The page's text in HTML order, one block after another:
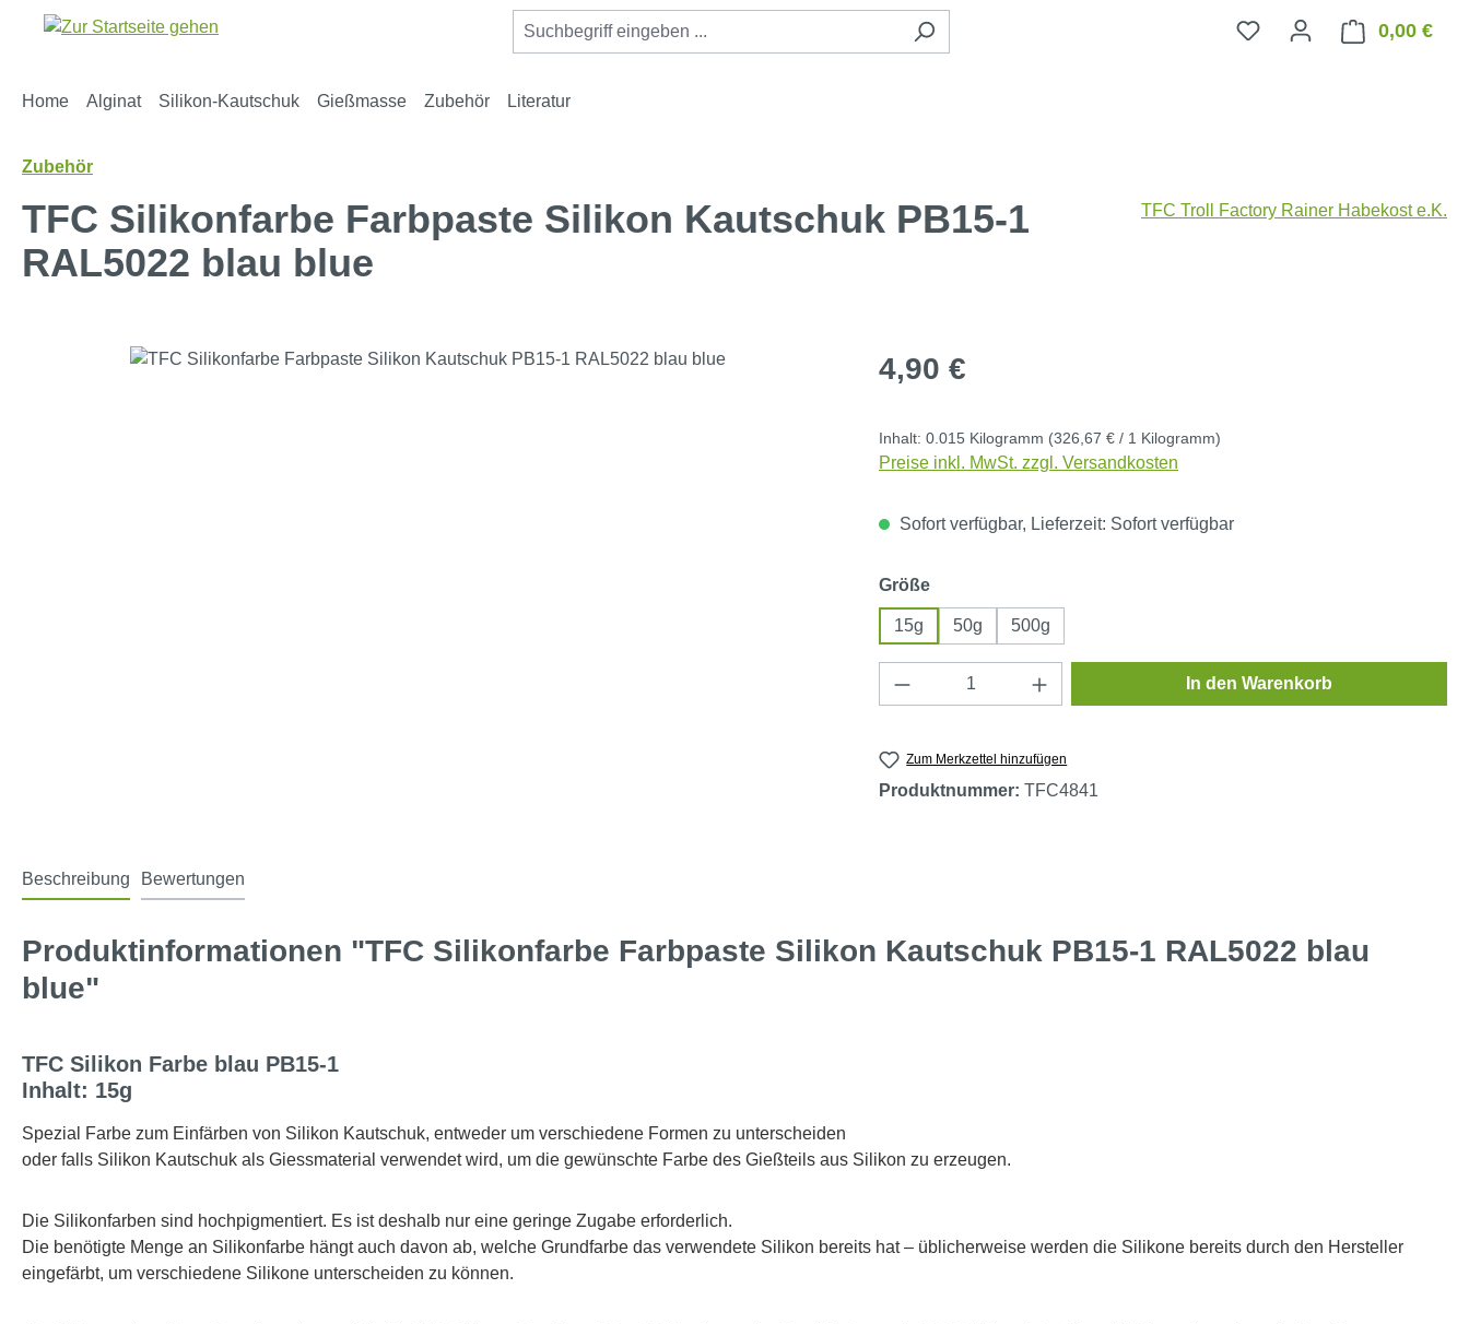
Hauptinhalt springen
Zur Suche springen
Zur Hauptnavigation springen 0,00 €
Home Alginat Silikon-Kautschuk Gießmasse Zubehör Literatur
Zubehör
TFC Silikonfarbe Farbpaste Silikon Kautschuk PB15-1
RAL5022 blau blue
TFC Troll Factory Rainer Habekost e.K.
Bildergalerie überspringen Regulärer Preis:
4,90 €
Inhalt: 0.015 Kilogramm (326,67 € / 1 Kilogramm)
Preise inkl. MwSt. zzgl. Versandkosten
Sofort verfügbar, Lieferzeit: Sofort verfügbar
Größeauswählen
15g 50g 500g
Produkt Anzahl: Gib den gewünschten Wert ein
In den Warenkorb
Zum Merkzettel hinzufügen
Produktnummer: TFC4841
Beschreibung Bewertungen
Produktinformationen "TFC Silikonfarbe Farbpaste Silikon Kautschuk PB15-1 RAL5022 blau
blue"
TFC Silikon Farbe blau PB15-1
Inhalt: 15g
Spezial Farbe zum Einfärben von Silikon Kautschuk, entweder um verschiedene Formen zu unterscheiden
oder falls Silikon Kautschuk als Giessmaterial verwendet wird, um die gewünschte Farbe des Gießteils aus Silikon zu erzeugen.
Die Silikonfarben sind hochpigmentiert. Es ist deshalb nur eine geringe Zugabe erforderlich.
Die benötigte Menge an Silikonfarbe hängt auch davon ab, welche Grundfarbe das verwendete Silikon bereits hat – üblicherweise werden die Silikone bereits durch den Hersteller
eingefärbt, um verschiedene Silikone unterscheiden zu können.